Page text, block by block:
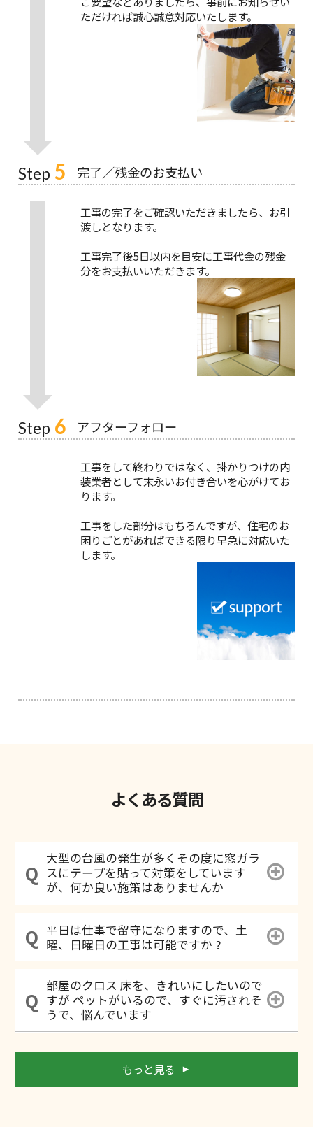
ただければ誠心誠意対応いたします。
Step 5 完了／残金のお支払い
工事の完了をご確認いただきましたら、お引
渡しとなります。
工事完了後5日以内を目安に工事代金の残金
分をお支払いいただきます。
Step 6 アフターフォロー
工事をして終わりではなく、掛かりつけの内
装業者として末永いお付き合いを心がけてお
ります。
工事をした部分はもちろんですが、住宅のお
困りごとがあればできる限り早急に対応いた
します。
よくある質問
大型の台風の発生が多くその度に窓ガラ
スにテープを貼って対策をしています
が、何か良い施策はありませんか
平日は仕事で留守になりますので、土
曜、日曜日の工事は可能ですか ?
部屋のクロス 床を、きれいにしたいので
すが ペットがいるので、すぐに汚されそ
うで、悩んでいます
もっと見る